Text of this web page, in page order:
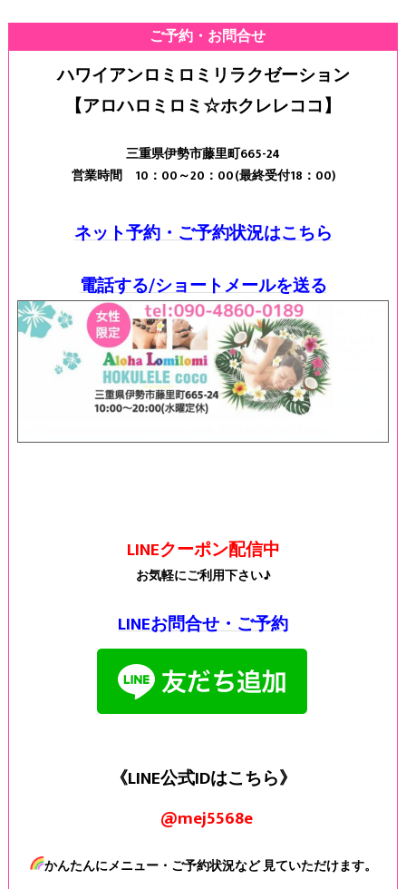
ご予約・お問合せ
ハワイアンロミロミリラクゼーション
【アロハロミロミ☆ホクレレココ】
三重県伊勢市藤里町665-24
営業時間 10：00～20：00(最終受付18：00)
ネット予約・ご予約状況はこちら
電話する/ショートメールを送る
LINEクーポン配信中
お気軽にご利用下さい♪
LINEお問合せ・ご予約
《LINE公式IDはこちら》
@mej5568e
かんたんにメニュー・ご予約状況など 見ていただけます。